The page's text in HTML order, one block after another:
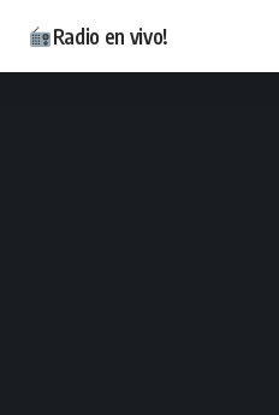
Radio en vivo!